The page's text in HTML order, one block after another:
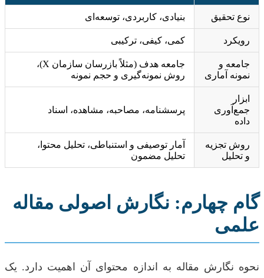
نوع تحقیق بنیادی، کاربردی، توسعه‌ای
رویکرد کمی، کیفی، ترکیبی
جامعه و
نمونه آماری
جامعه هدف (مثلاً بازرسان سازمان X)،
روش نمونه‌گیری و حجم نمونه
ابزار
جمع‌آوری
داده
پرسشنامه، مصاحبه، مشاهده، اسناد
روش تجزیه
و تحلیل
آمار توصیفی و استنباطی، تحلیل محتوا،
تحلیل مضمون
گام چهارم: نگارش اصولی مقاله
علمی
نحوه نگارش مقاله به اندازه محتوای آن اهمیت دارد. یک